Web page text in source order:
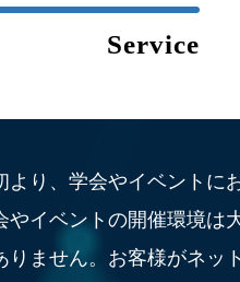
Service
より、学会やイベントに
やイベントの開催環境は
りません。お客様がネッ